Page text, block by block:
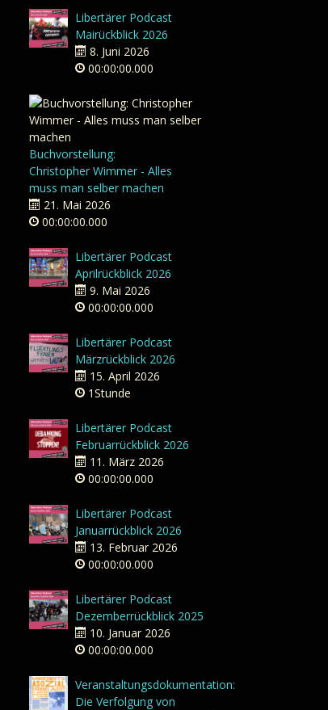
Libertärer Podcast
Mairückblick 2026
8. Juni 2026
00:00:00.000
Buchvorstellung:
Christopher Wimmer - Alles
muss man selber machen
21. Mai 2026
00:00:00.000
Libertärer Podcast
Aprilrückblick 2026
9. Mai 2026
00:00:00.000
Libertärer Podcast
Märzrückblick 2026
15. April 2026
1Stunde
Libertärer Podcast
Februarrückblick 2026
11. März 2026
00:00:00.000
Libertärer Podcast
Januarrückblick 2026
13. Februar 2026
00:00:00.000
Libertärer Podcast
Dezemberrückblick 2025
10. Januar 2026
00:00:00.000
Veranstaltungsdokumentation:
Die Verfolgung von